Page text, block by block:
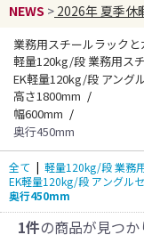
NEWS > 2026年 夏季休
業務用スチールラック
軽量120kg/段 業務用ス
EK軽量120kg/段 アング
高さ1800mm
幅600mm
奥行450mm
全て | 軽量120kg/段 業務
EK軽量120kg/段 アングル
奥行450mm
1件の商品が見つ